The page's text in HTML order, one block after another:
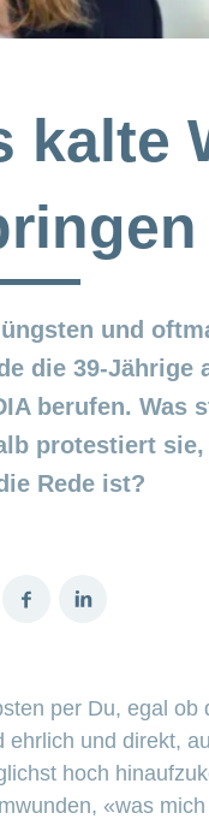
kalte
und
die 39-
berufen. Was
protestiert
Rede ist?
FacebookLinkedIn
per Du, egal ob
und direkt,
hoch
«was